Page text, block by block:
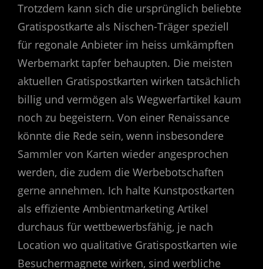
Trotzdem kann sich die ursprünglich beliebte
Gratispostkarte als Nischen-Träger speziell
für regonale Anbieter im heiss umkämpften
Werbemarkt tapfer behaupten. Die meisten
aktuellen Gratispostkarten wirken tatsächlich
billig und vermögen als Wegwerfartikel kaum
noch zu begeistern. Von einer Renaissance
könnte die Rede sein, wenn insbesondere
Sammler von Karten wieder angesprochen
werden, die zudem die Werbebotschaften
gerne annehmen. Ich halte Kunstpostkarten
als effiziente Ambientmarketing Artikel
durchaus für wettbewerbsfähig, je nach
Location wo qualitative Gratispostkarten wie
Besuchermagnete wirken, sind werbliche